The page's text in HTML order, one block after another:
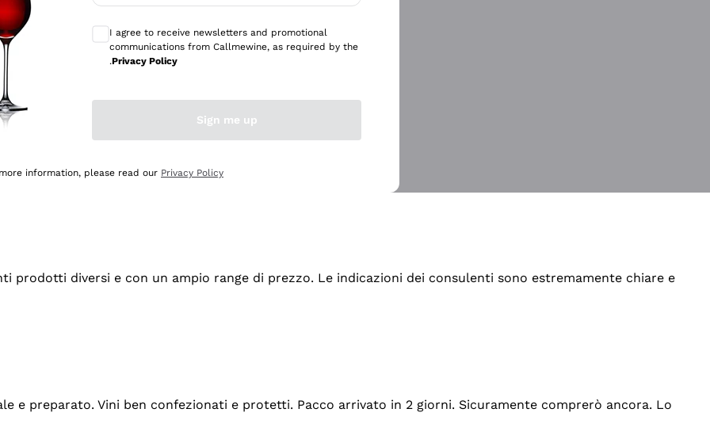
professionalità
diversi e con un ampio range di prezzo. Le indicazioni dei consulenti sono estremamente chiare e
e preparato. Vini ben confezionati e protetti. Pacco arrivato in 2 giorni. Sicuramente comprerò ancora. Lo
I agree to receive newsletters and promotional
communications from Callmewine, as required by the
.Privacy Policy
Sign me up
information, please read our Privacy Policy